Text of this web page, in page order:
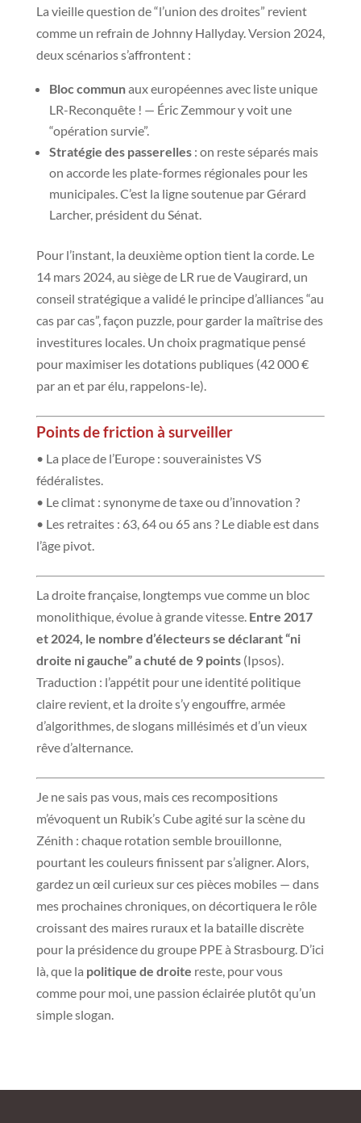
La vieille question de “l’union des droites” revient
comme un refrain de Johnny Hallyday. Version 2024,
deux scénarios s’affrontent :
Bloc communaux européennes avec liste unique
LR-Reconquête ! — Éric Zemmour y voit une
“opération survie”.
Stratégie des passerelles: on reste séparés mais
on accorde les plate-formes régionales pour les
municipales. C’est la ligne soutenue par Gérard
Larcher, président du Sénat.
Pour l’instant, la deuxième option tient la corde. Le
14 mars 2024, au siège de LR rue de Vaugirard, un
conseil stratégique a validé le principe d’alliances “au
cas par cas”, façon puzzle, pour garder la maîtrise des
investitures locales. Un choix pragmatique pensé
pour maximiser les dotations publiques (42 000 €
par an et par élu, rappelons-le).
Points de friction à surveiller
• La place de l’Europe : souverainistes VS
fédéralistes.
• Le climat : synonyme de taxe ou d’innovation ?
• Les retraites : 63, 64 ou 65 ans ? Le diable est dans
l’âge pivot.
La droite française, longtemps vue comme un bloc
monolithique, évolue à grande vitesse. Entre 2017
et 2024, le nombre d’électeurs se déclarant “ni
droite ni gauche” a chuté de 9 points(Ipsos).
Traduction : l’appétit pour une identité politique
claire revient, et la droite s’y engouffre, armée
d’algorithmes, de slogans millésimés et d’un vieux
rêve d’alternance.
Je ne sais pas vous, mais ces recompositions
m’évoquent un Rubik’s Cube agité sur la scène du
Zénith : chaque rotation semble brouillonne,
pourtant les couleurs finissent par s’aligner. Alors,
gardez un œil curieux sur ces pièces mobiles — dans
mes prochaines chroniques, on décortiquera le rôle
croissant des maires ruraux et la bataille discrète
pour la présidence du groupe PPE à Strasbourg. D’ici
là, que la politique de droite reste, pour vous
comme pour moi, une passion éclairée plutôt qu’un
simple slogan.